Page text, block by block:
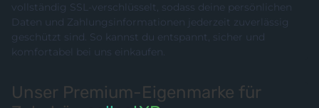
vollständig SSL-verschlüsselt, sodass deine persönlichen
Daten und Zahlungsinformationen jederzeit zuverlässig
geschützt sind. So kannst du entspannt, sicher und
komfortabel bei uns einkaufen.
Unser Premium-Eigenmarke für